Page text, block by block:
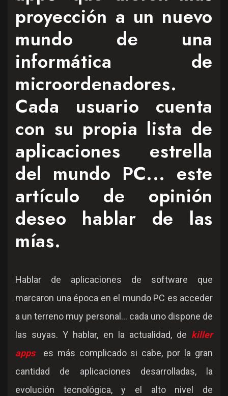
proyección a un nuevo
mundo de una
informática de
microordenadores.
Cada usuario cuenta
con su propia lista de
aplicaciones estrella
del mundo PC... este
artículo de opinión
deseo hablar de las
mías.
Hablar de aplicaciones de software que
marcaron una época en el mundo PC es acceder
a un terreno muy personal... cada uno dispone de
las suyas. Y hablar, en la actualidad, de killer
apps
es más complicado si cabe, por la gran
cantidad de aplicaciones desarrolladas, la
evolución tecnológica, y el alto nivel de